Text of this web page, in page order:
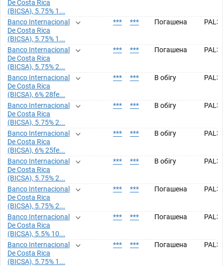
De Costa Rica
(BICSA), 5.75% 1...
Banco Internacional
De Costa Rica
(BICSA), 5.75% 1...
*** *** Погашена
Banco Internacional
De Costa Rica
(BICSA), 5.75% 2...
*** *** Погашена
Banco Internacional
De Costa Rica
(BICSA), 6% 28fe...
*** *** В обігу
Banco Internacional
De Costa Rica
(BICSA), 5.75% 2...
*** *** В обігу
Banco Internacional
De Costa Rica
(BICSA), 6% 25fe...
*** *** В обігу
Banco Internacional
De Costa Rica
(BICSA), 5.75% 2...
*** *** В обігу
Banco Internacional
De Costa Rica
(BICSA), 5.75% 2...
*** *** Погашена
Banco Internacional
De Costa Rica
(BICSA), 5.5% 10...
*** *** Погашена
Banco Internacional
De Costa Rica
(BICSA), 5.75% 1...
*** *** Погашена